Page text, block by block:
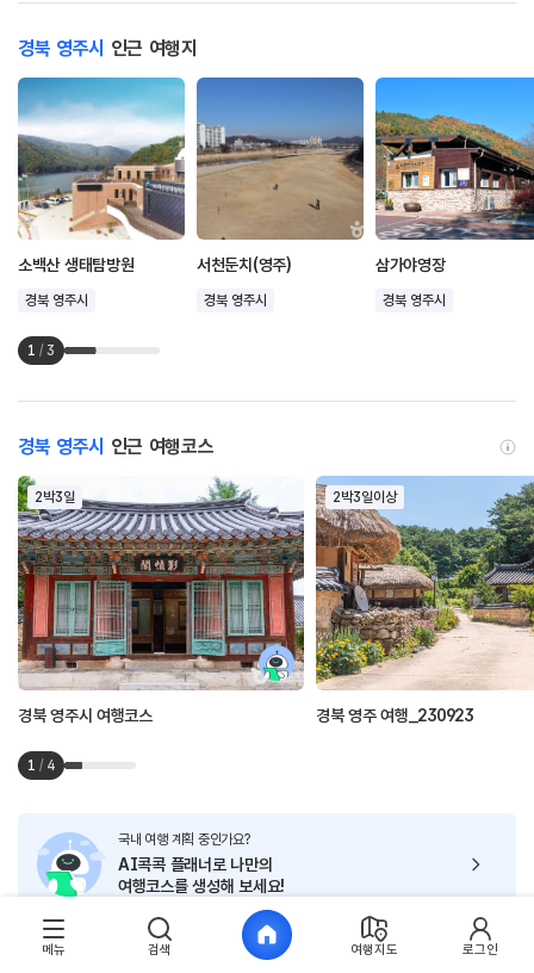
경북 영주시 인근 여행지
소백산 생태탐방원
경북 영주시
서천둔치(영주)
경북 영주시
삼가야영장
경북 영주시
1 / 3
경북 영주시 인근 여행코스
2박3일
경북 영주시 여행코스
2박3일이상
경북 영주 여행_230923
1 / 4
국내 여행 계획 중인가요?
AI콕콕 플래너로 나만의
여행코스를 생성해 보세요!
메뉴 검색 여행지도 로그인